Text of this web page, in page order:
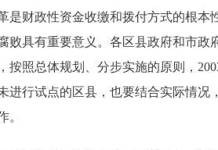
财政性资金收缴和拨付方式的根本
败具有重要意义。各区县政府和市政
按照总体规划、分步实施的原则，
进行试点的区县，也要结合实际情
。